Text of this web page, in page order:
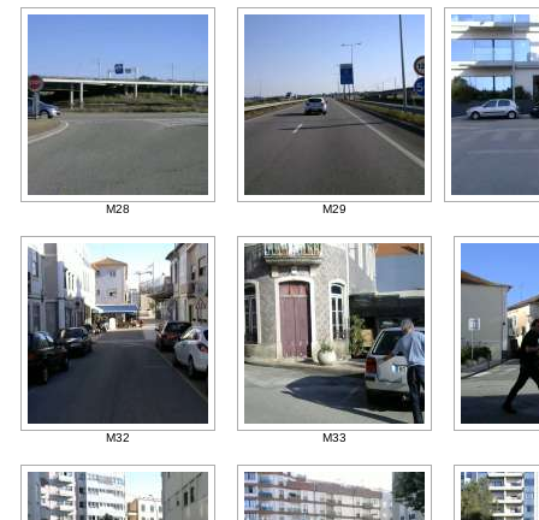
M28 M29
M32 M33